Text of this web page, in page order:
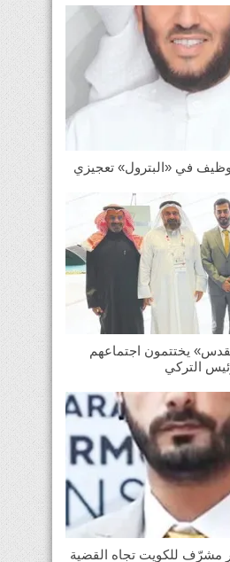
في «البترول» تعجيزي
يختتمون اجتماعهم
التركي
مشرّف للكويت تجاه القضية